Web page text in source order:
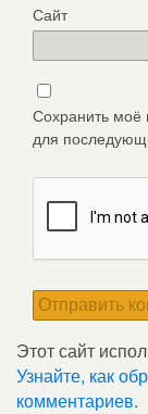
Сайт
Сохранить моё
для
Этот сайт
Узнайте, как
комментариев.